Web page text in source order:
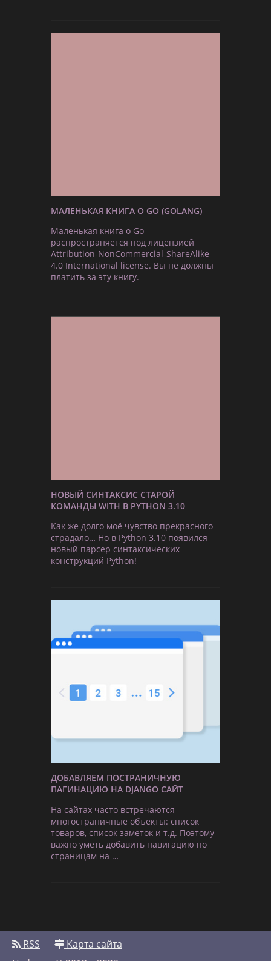
МАЛЕНЬКАЯ КНИГА О GO (GOLANG)
Маленькая книга о Go
распространяется под лицензией
Attribution-NonCommercial-ShareAlike
4.0 International license. Вы не должны
платить за эту книгу.
НОВЫЙ СИНТАКСИС СТАРОЙ
КОМАНДЫ WITH В PYTHON 3.10
Как же долго моё чувство прекрасного
страдало… Но в Python 3.10 появился
новый парсер синтаксических
конструкций Python!
ДОБАВЛЯЕМ ПОСТРАНИЧНУЮ
ПАГИНАЦИЮ НА DJANGO САЙТ
На сайтах часто встречаются
многостраничные объекты: список
товаров, список заметок и т.д. Поэтому
важно уметь добавить навигацию по
страницам на …
RSS
Карта сайта